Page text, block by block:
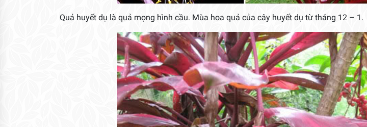
Quả huyết dụ là quả mọng hình cầu. Mùa hoa quả của cây huyết dụ từ tháng 12 – 1.